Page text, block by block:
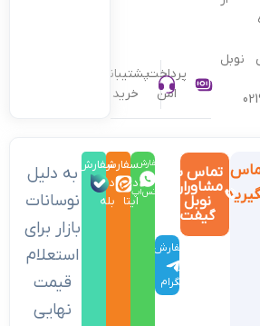
نوبل
پرداخت
امن
پشتیبانی
خرید
تماس با
مشاوران
نوبل
گیفت
سفارش
در
تلگرام
سفارش
در
واتس‌اپ
سفارش
در
ایتا
سفارش
در
بله
به دلیل
نوسانات
بازار برای
استعلام
قیمت
نهایی